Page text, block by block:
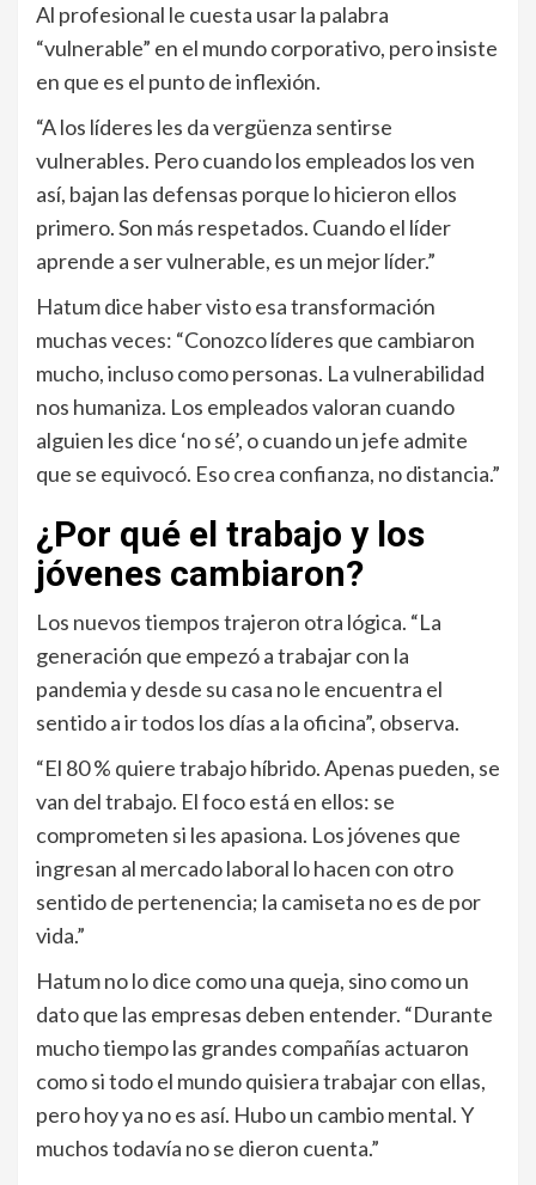
Al profesional le cuesta usar la palabra
“vulnerable” en el mundo corporativo, pero insiste
en que es el punto de inflexión.
“A los líderes les da vergüenza sentirse
vulnerables. Pero cuando los empleados los ven
así, bajan las defensas porque lo hicieron ellos
primero. Son más respetados. Cuando el líder
aprende a ser vulnerable, es un mejor líder.”
Hatum dice haber visto esa transformación
muchas veces: “Conozco líderes que cambiaron
mucho, incluso como personas. La vulnerabilidad
nos humaniza. Los empleados valoran cuando
alguien les dice ‘no sé’, o cuando un jefe admite
que se equivocó. Eso crea confianza, no distancia.”
¿Por qué el trabajo y los
jóvenes cambiaron?
Los nuevos tiempos trajeron otra lógica. “La
generación que empezó a trabajar con la
pandemia y desde su casa no le encuentra el
sentido a ir todos los días a la oficina”, observa.
“El 80 % quiere trabajo híbrido. Apenas pueden, se
van del trabajo. El foco está en ellos: se
comprometen si les apasiona. Los jóvenes que
ingresan al mercado laboral lo hacen con otro
sentido de pertenencia; la camiseta no es de por
vida.”
Hatum no lo dice como una queja, sino como un
dato que las empresas deben entender. “Durante
mucho tiempo las grandes compañías actuaron
como si todo el mundo quisiera trabajar con ellas,
pero hoy ya no es así. Hubo un cambio mental. Y
muchos todavía no se dieron cuenta.”